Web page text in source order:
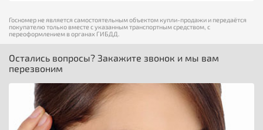
Госномер не является самостоятельным объектом купли-продажи и передаётся
покупателю только вместе с указанным транспортным средством, с
переоформлением в органах ГИБДД.
Остались вопросы? Закажите звонок и мы вам
перезвоним